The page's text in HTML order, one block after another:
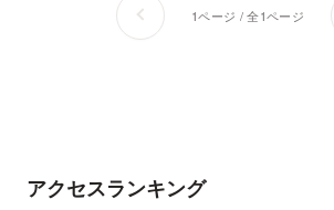
1ページ / 全1ページ
アクセスランキング